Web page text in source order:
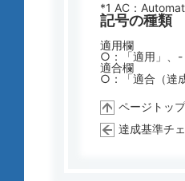
*1 AC：
記号の種類
適用欄
○：「適用」、-
適合欄
○：「適合（達
ページトッ
達成基準チ